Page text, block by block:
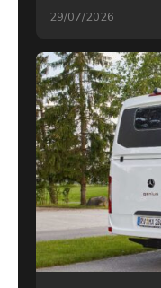
29/07/2026